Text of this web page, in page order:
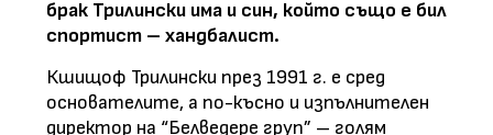
брак Трилински има и син, който също е бил
спортист – хандбалист.
Кшищоф Трилински през 1991 г. е сред
основателите, а по-късно и изпълнителен
директор на “Белведере груп” – голям